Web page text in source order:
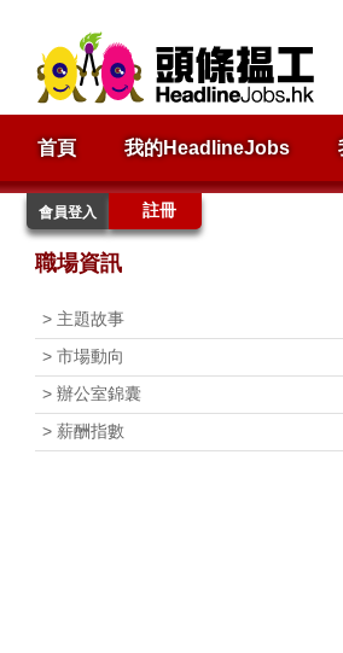
首頁 我的HeadlineJobs
會員登入 註冊
職場資訊
> 主題故事
> 市場動向
> 辦公室錦囊
> 薪酬指數